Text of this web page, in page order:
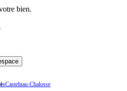
bien.
Castelnau-Chalosse